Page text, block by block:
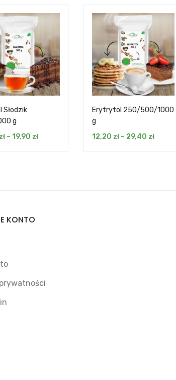
Słodzik
g
zł – 19,90 zł
Erytrytol 250/500/1000
g
12,20 zł – 29,40 zł
KONTO